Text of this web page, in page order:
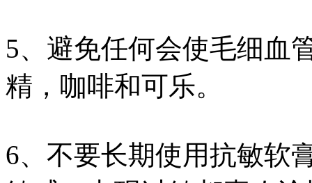
5、避免任何会使毛细血
精，咖啡和可乐。
6、不要长期使用抗敏软